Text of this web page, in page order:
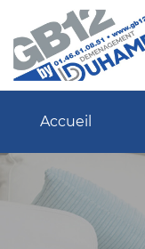
Accueil